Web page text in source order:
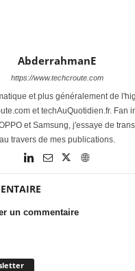
AbderrahmanE
https://www.techcroute.com
et plus généralement de
et techAuQuotidien.fr. Fan
et Samsung, j'essaye de
au travers de mes publications.
un commentaire